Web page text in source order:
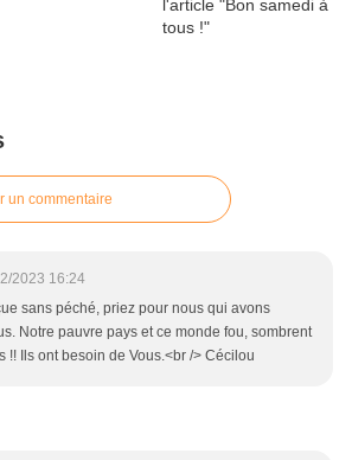
un commentaire
2023 16:24
sans péché, priez pour nous qui avons
Notre pauvre pays et ce monde fou, sombrent
!! Ils ont besoin de Vous.<br /> Cécilou